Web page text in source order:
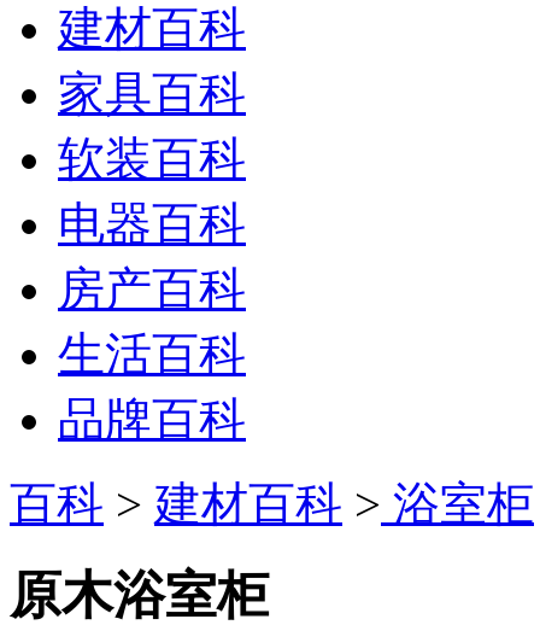
建材百科
家具百科
软装百科
电器百科
房产百科
生活百科
品牌百科
百科 > 建材百科 > 浴室柜
原木浴室柜